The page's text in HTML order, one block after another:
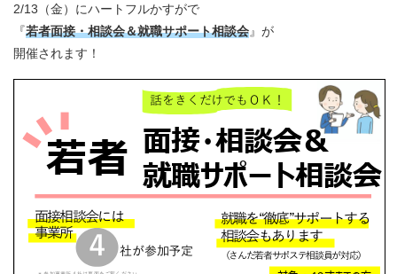
2/13（金）にハートフルかすがで
『若者面接・相談会＆就職サポート相談会』が
開催されます！